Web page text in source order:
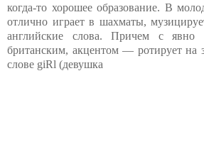
когда-то хорошее образование. В
отлично играет в шахматы,
английские слова. Причем с явно
британским, акцентом — ротирует на
слове giRl (девушка